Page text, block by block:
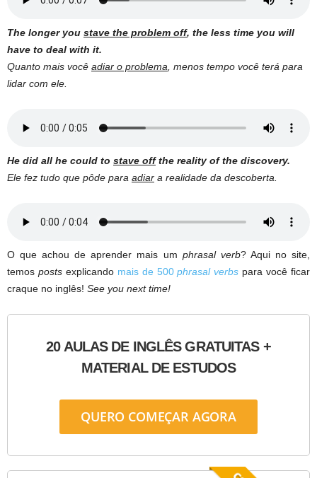
The longer you stave the problem off, the less time you will
have to deal with it.
Quanto mais você adiar o problema , menos tempo você terá para
lidar com ele.
He did all he could to stave offthe reality of the discovery.
Ele fez tudo que pôde para adiar a realidade da descoberta.
O que achou de aprender mais um phrasal verb? Aqui no site,
temos postsexplicando mais de 500phrasal verbs para você ficar
craque no inglês! See you next time!
20 AULAS DE INGLÊS GRATUITAS +
MATERIAL DE ESTUDOS
QUERO COMEÇAR AGORA